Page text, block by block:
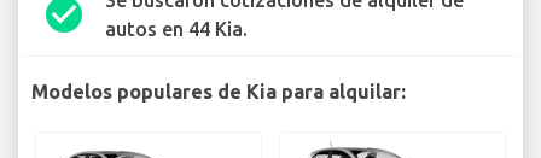
check_circle
autos en 44 Kia.
Modelos populares de Kia para alquilar: